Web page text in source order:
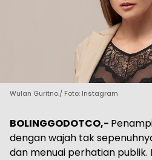
Wulan Guritno./ Foto: Instagram
BOLINGGODOTCO,-
dengan wajah tak
dan menuai perhatian